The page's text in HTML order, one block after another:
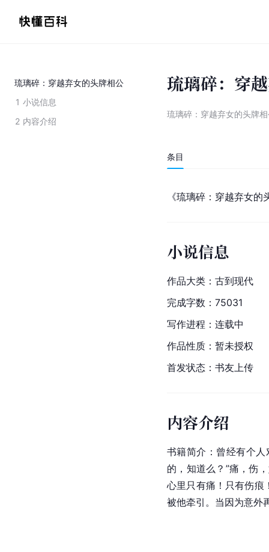
琉璃碎：穿越弃女的头牌相公
1 小说信息
2 内容介绍
琉璃碎：穿
琉璃碎：穿越弃女的头牌
条目
《琉璃碎：穿越弃女
小说信息
作品大类：古到现代
完成字数：75031
写作进程：连载中
作品性质：暂未授权
首发状态：书友上传
内容介绍
书籍简介：曾经有个
的，知道么？”痛，伤
心里只有痛！只有伤
被他牵引。当因为意外